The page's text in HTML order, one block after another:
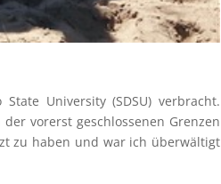
University (SDSU) verbracht.
vorerst geschlossenen Grenzen
zu haben und war ich überwältigt